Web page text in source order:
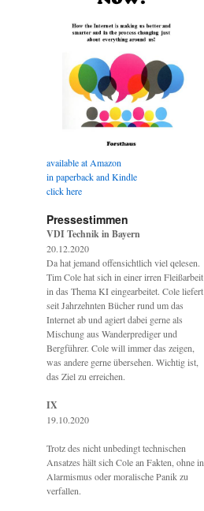
available at Amazon
in paperback and Kindle
click here
Pressestimmen
VDI Technik in Bayern
20.12.2020
Da hat jemand offensichtlich viel qelesen.
Tim Cole hat sich in einer irren Fleißarbeit
in das Thema KI eingearbeitet. Cole liefert
seit Jahrzehnten Bücher rund um das
Internet ab und agiert dabei gerne als
Mischung aus Wanderprediger und
Bergführer. Cole will immer das zeigen,
was andere gerne übersehen. Wichtig ist,
das Ziel zu erreichen.
IX
19.10.2020
Trotz des nicht unbedingt technischen
Ansatzes hält sich Cole an Fakten, ohne in
Alarmismus oder moralische Panik zu
verfallen.